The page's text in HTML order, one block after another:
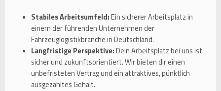
Stabiles Arbeitsumfeld:Ein sicherer Arbeitsplatz in
einem der führenden Unternehmen der
Fahrzeuglogistikbranche in Deutschland.
Langfristige Perspektive:Dein Arbeitsplatz bei uns ist
sicher und zukunftsorientiert. Wir bieten dir einen
unbefristeten Vertrag und ein attraktives, pünktlich
ausgezahltes Gehalt.